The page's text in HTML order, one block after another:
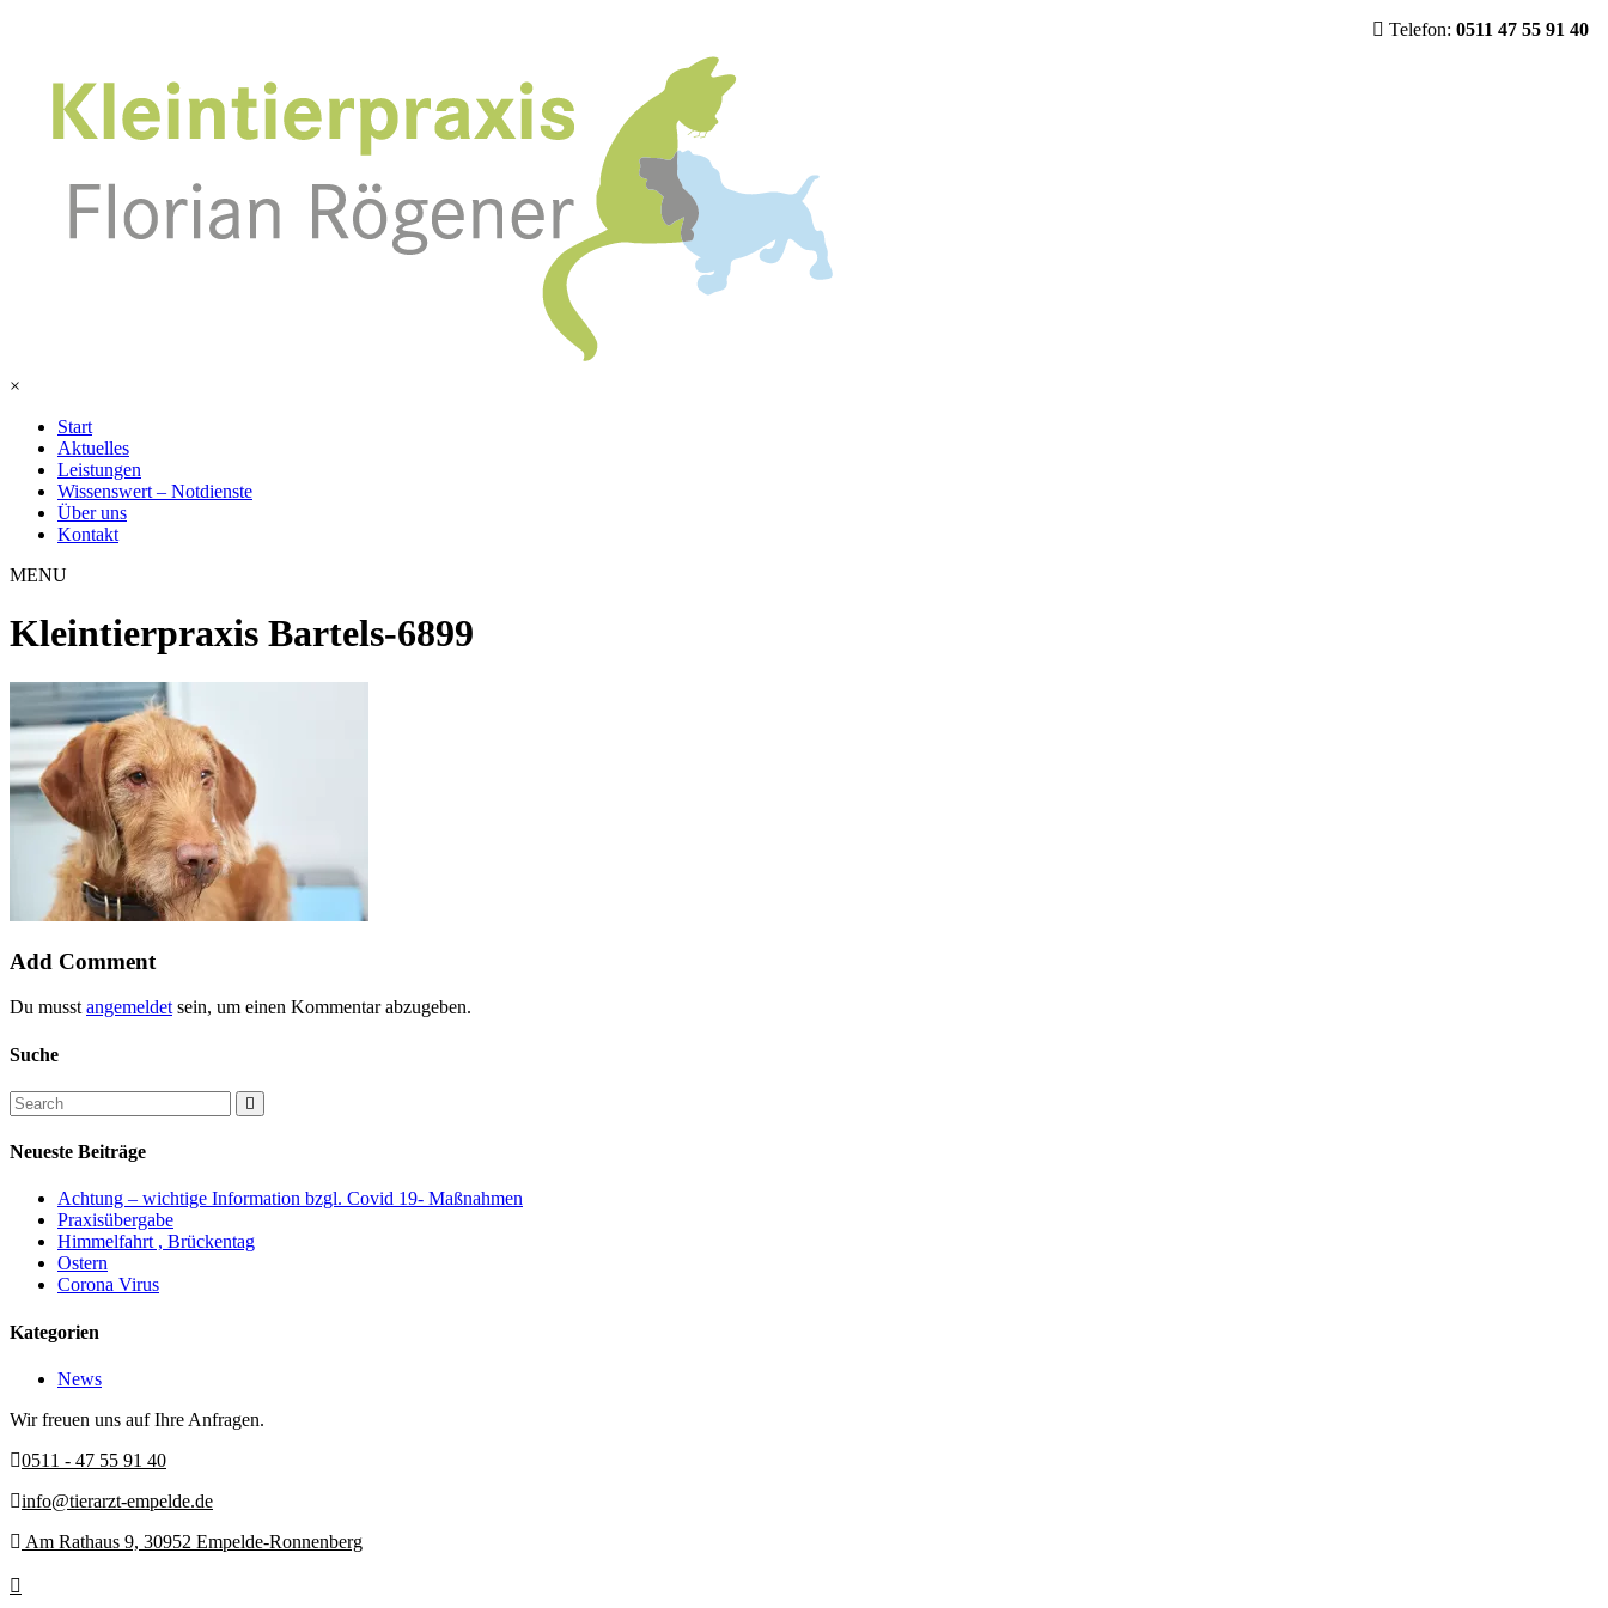
Telefon: 0511 47 55 91 40
×
Start
Aktuelles
Leistungen
Wissenswert – Notdienste
Über uns
Kontakt
MENU
Kleintierpraxis Bartels-6899
Add Comment
Du musst angemeldet sein, um einen Kommentar abzugeben.
Suche
Neueste Beiträge
Achtung – wichtige Information bzgl. Covid 19- Maßnahmen
Praxisübergabe
Himmelfahrt , Brückentag
Ostern
Corona Virus
Kategorien
News
Wir freuen uns auf Ihre Anfragen.
0511 - 47 55 91 40
info@tierarzt-empelde.de
Am Rathaus 9, 30952 Empelde-Ronnenberg